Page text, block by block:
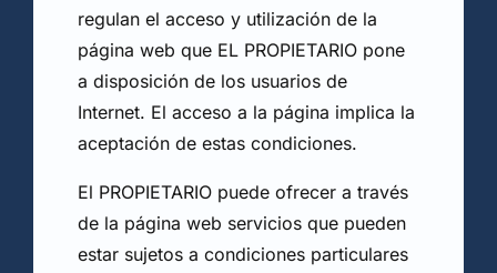
regulan el acceso y utilización de la
página web que EL PROPIETARIO pone
a disposición de los usuarios de
Internet. El acceso a la página implica la
aceptación de estas condiciones.
El PROPIETARIO puede ofrecer a través
de la página web servicios que pueden
estar sujetos a condiciones particulares